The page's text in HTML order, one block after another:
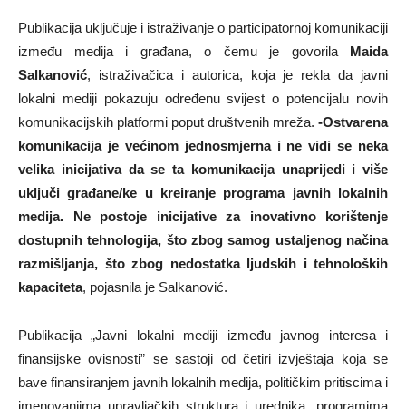
Publikacija uključuje i istraživanje o participatornoj komunikaciji
između medija i građana, o čemu je govorila Maida
Salkanović, istraživačica i autorica, koja je rekla da javni
lokalni mediji pokazuju određenu svijest o potencijalu novih
komunikacijskih platformi poput društvenih mreža. -Ostvarena
komunikacija je većinom jednosmjerna i ne vidi se neka
velika inicijativa da se ta komunikacija unaprijedi i više
uključi građane/ke u kreiranje programa javnih lokalnih
medija. Ne postoje inicijative za inovativno korištenje
dostupnih tehnologija, što zbog samog ustaljenog načina
razmišljanja, što zbog nedostatka ljudskih i tehnoloških
kapaciteta, pojasnila je Salkanović.
Publikacija „Javni lokalni mediji između javnog interesa i
finansijske ovisnosti” se sastoji od četiri izvještaja koja se
bave finansiranjem javnih lokalnih medija, političkim pritiscima i
imenovanjima upravljačkih struktura i urednika, programima